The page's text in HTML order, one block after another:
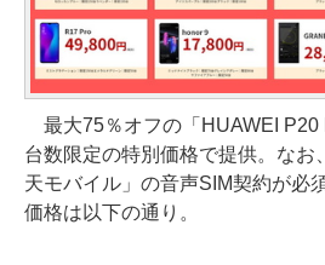
最大75％オフの「HUAWEI P20
台数限定の特別価格で提供。なお
天モバイル」の音声SIM契約が必
価格は以下の通り。